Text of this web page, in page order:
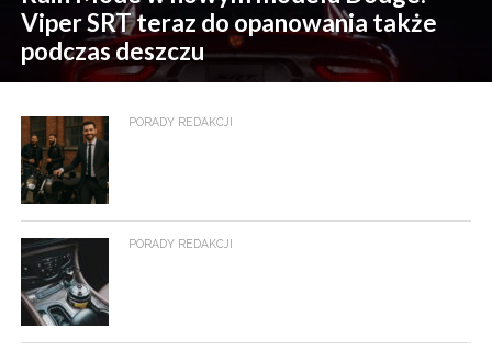
Viper SRT teraz do opanowania także
podczas deszczu
PORADY REDAKCJI
PORADY REDAKCJI